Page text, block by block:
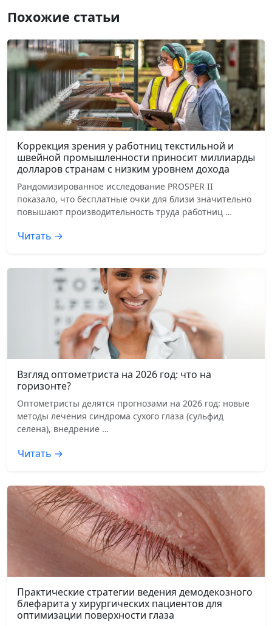
Похожие статьи
Коррекция зрения у работниц текстильной и
швейной промышленности приносит миллиарды
долларов странам с низким уровнем дохода
Рандомизированное исследование PROSPER II
показало, что бесплатные очки для близи значительно
повышают производительность труда работниц …
Читать →
Взгляд оптометриста на 2026 год: что на
горизонте?
Оптометристы делятся прогнозами на 2026 год: новые
методы лечения синдрома сухого глаза (сульфид
селена), внедрение …
Читать →
Практические стратегии ведения демодекозного
блефарита у хирургических пациентов для
оптимизации поверхности глаза